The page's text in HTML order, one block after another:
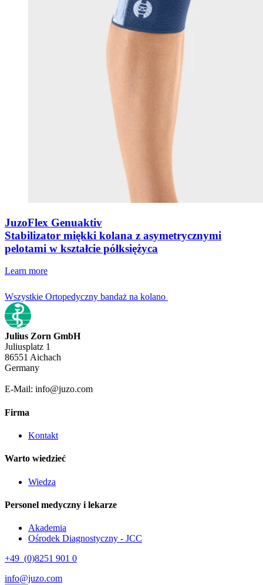
JuzoFlex Genuaktiv
Stabilizator miękki kolana z asymetrycznymi
pelotami w kształcie półksiężyca
Learn more
Wszystkie Ortopedyczny bandaż na kolano
Julius Zorn GmbH
Juliusplatz 1
86551 Aichach
Germany
E-Mail: info@juzo.com
Firma
Kontakt
Warto wiedzieć
Wiedza
Personel medyczny i lekarze
Akademia
Ośrodek Diagnostyczny - JCC
+49 (0)8251 901 0
info@juzo.com